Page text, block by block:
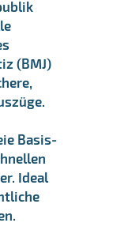
(BMJ)
Basis-
Ideal